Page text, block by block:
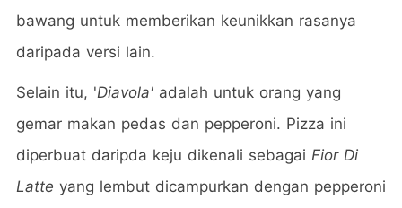
bawang untuk memberikan keunikkan rasanya
daripada versi lain.
Selain itu, 'Diavola' adalah untuk orang yang
gemar makan pedas dan pepperoni. Pizza ini
diperbuat daripda keju dikenali sebagai Fior Di
Latte yang lembut dicampurkan dengan pepperoni